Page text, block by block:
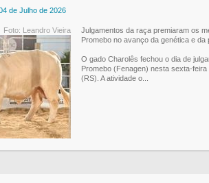
de Julho de 2026
Foto: Leandro Vieira
Julgamentos da raça premiaram os
Promebo no avanço da genética e da
O gado Charolês fechou o dia de
Promebo (Fenagen) nesta sexta-
(RS). A atividade o...